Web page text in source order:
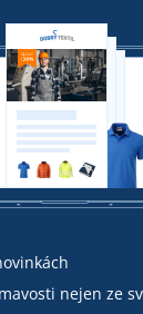
nejen ze